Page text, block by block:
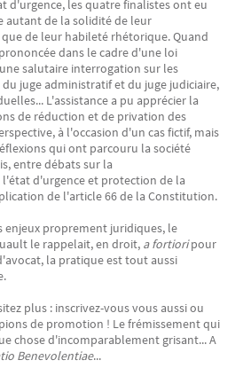
d'urgence, les quatre finalistes ont eu
autant de la solidité de leur
de leur habileté rhétorique. Quand
dans le cadre d'une loi
salutaire interrogation sur les
juge administratif et du juge judiciaire,
L'assistance a pu apprécier la
de réduction et de privation des
à l'occasion d'un cas fictif, mais
qui ont parcouru la société
entre débats sur la
d'urgence et protection de la
de l'article 66 de la Constitution.
enjeux proprement juridiques, le
le rappelait, en droit, a fortioripour
la pratique est tout aussi
plus : inscrivez-vous vous aussi ou
de promotion ! Le frémissement qui
chose d'incomparablement grisant... A
Benevolentiae...